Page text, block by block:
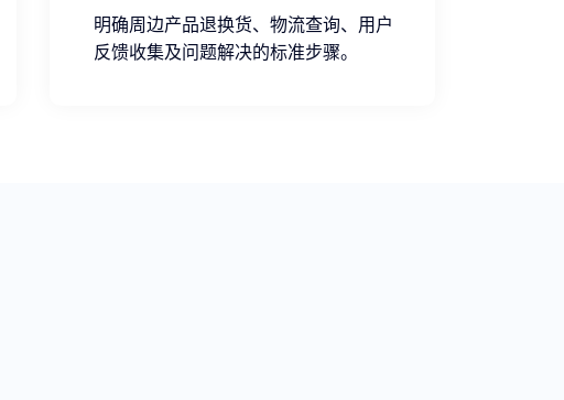
明确周边产品退换货、物流查询、用户
反馈收集及问题解决的标准步骤。